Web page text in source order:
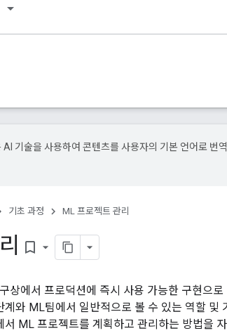
기술을 사용하여 콘텐츠를 사용자의 기본 언어로 번
기초 과정 ML 프로젝트 관리
bookmark_border
상에서 프로덕션에 즉시 사용 가능한 구현으
와 ML팀에서 일반적으로 볼 수 있는 역할 및
ML 프로젝트를 계획하고 관리하는 방법을